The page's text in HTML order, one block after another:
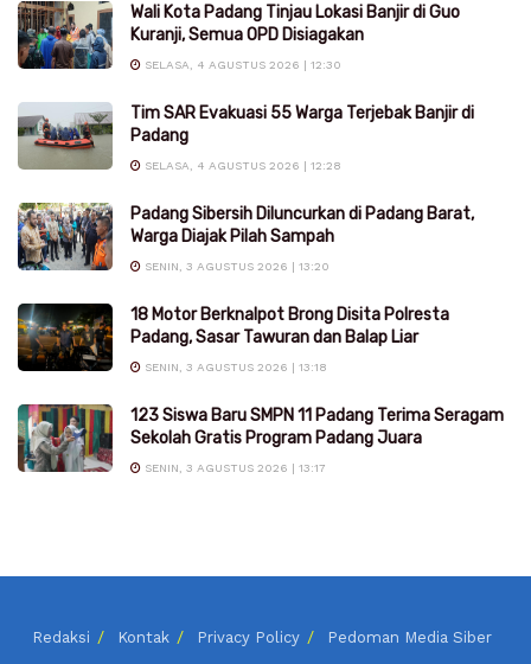
Wali Kota Padang Tinjau Lokasi Banjir di Guo
Kuranji, Semua OPD Disiagakan
SELASA, 4 AGUSTUS 2026 | 12:30
Tim SAR Evakuasi 55 Warga Terjebak Banjir di
Padang
SELASA, 4 AGUSTUS 2026 | 12:28
Padang Sibersih Diluncurkan di Padang Barat,
Warga Diajak Pilah Sampah
SENIN, 3 AGUSTUS 2026 | 13:20
18 Motor Berknalpot Brong Disita Polresta
Padang, Sasar Tawuran dan Balap Liar
SENIN, 3 AGUSTUS 2026 | 13:18
123 Siswa Baru SMPN 11 Padang Terima Seragam
Sekolah Gratis Program Padang Juara
SENIN, 3 AGUSTUS 2026 | 13:17
Redaksi Kontak Privacy Policy Pedoman Media Siber